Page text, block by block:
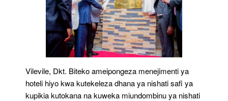
Vilevile, Dkt. Biteko ameipongeza menejimenti ya
hoteli hiyo kwa kutekeleza dhana ya nishati safi ya
kupikia kutokana na kuweka miundombinu ya nishati